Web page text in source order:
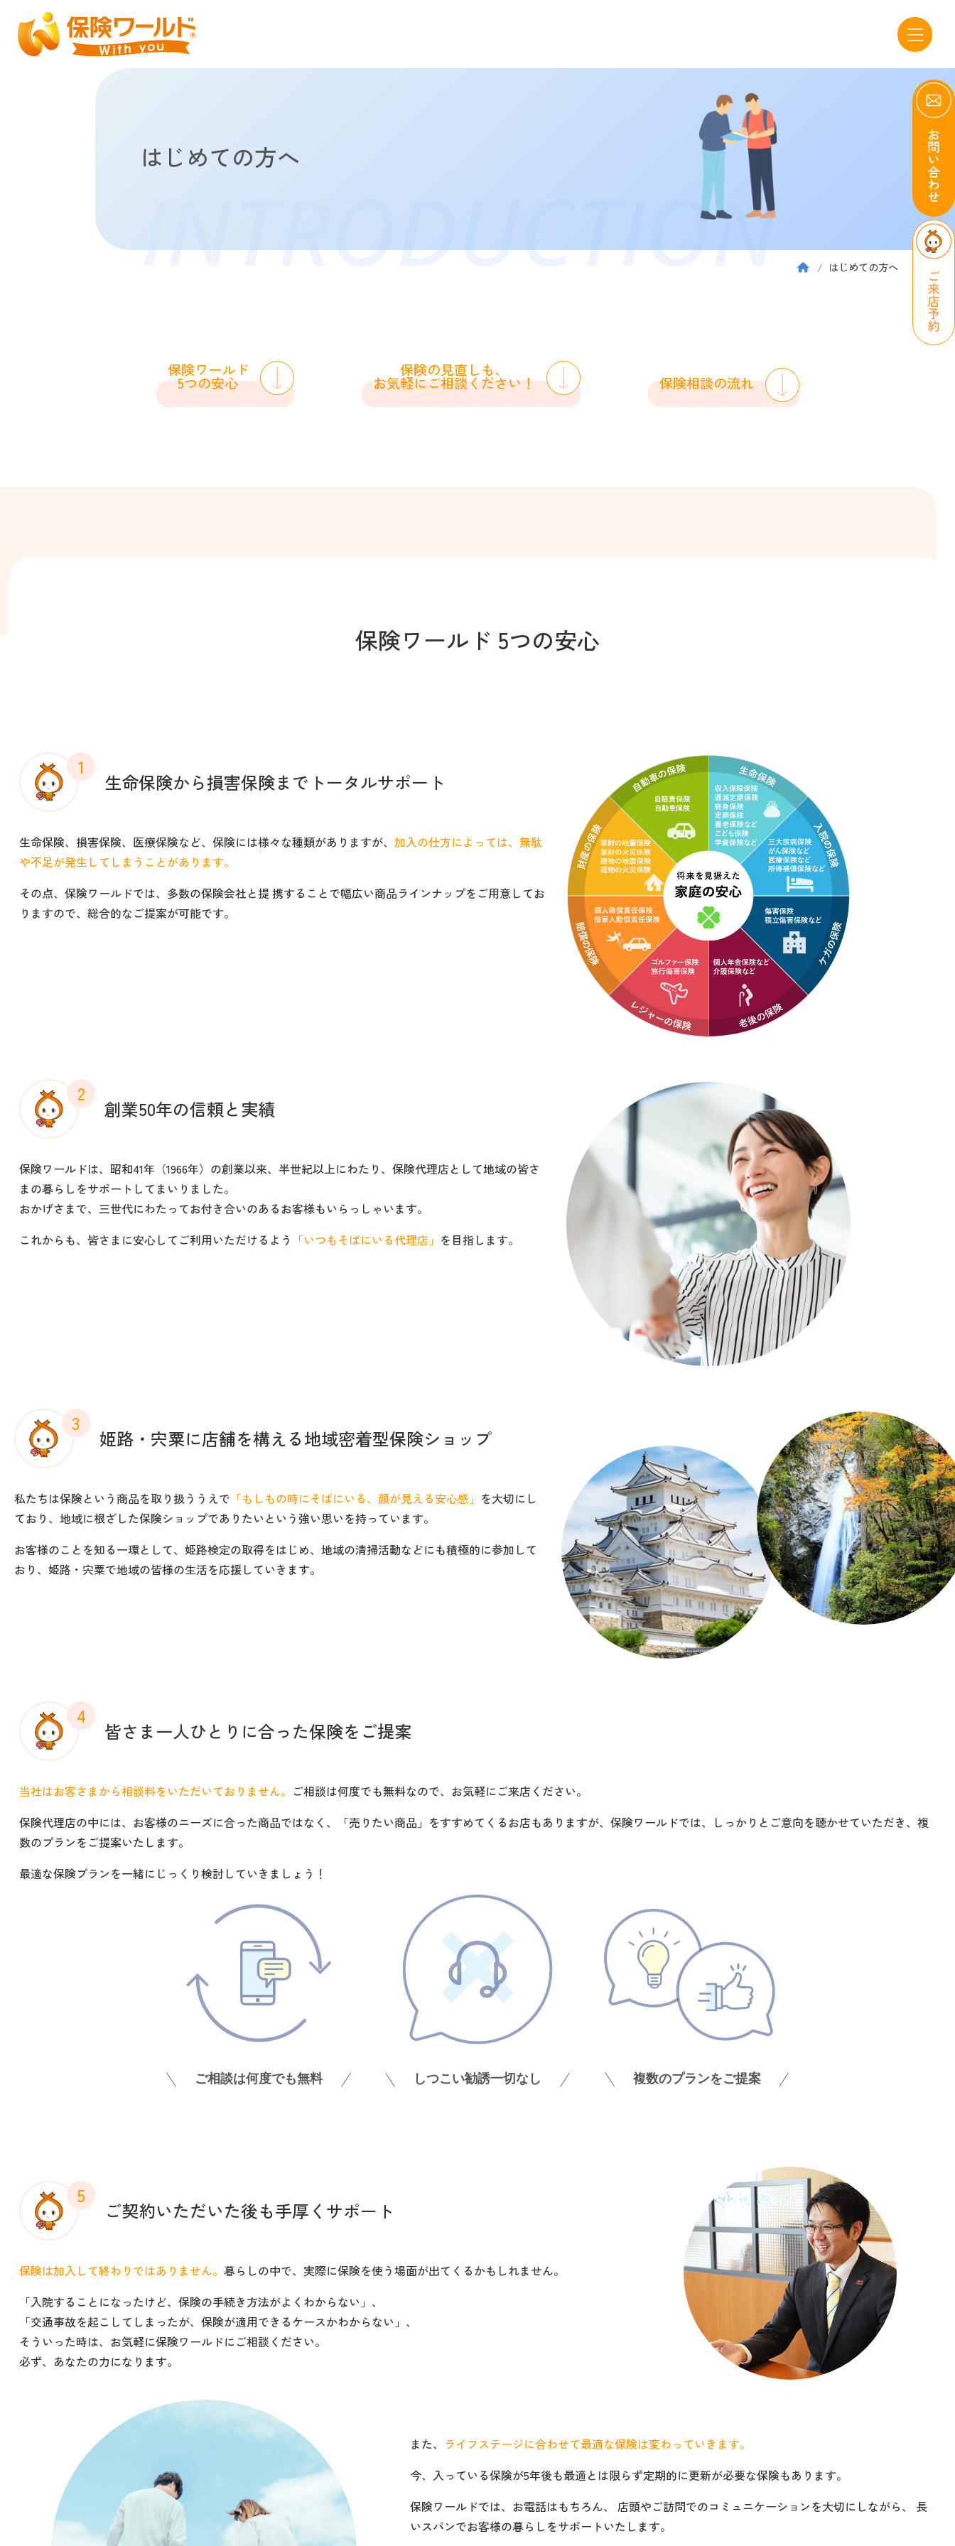
はじめての方へ
INTRODUCTION はじめての方へ
保険ワールド
5つの安心
保険の見直しも、
お気軽にご相談ください！ 保険相談の流れ
保険ワールド 5つの安心
1
生命保険から損害保険までトータルサポート
生命保険、損害保険、医療保険など、保険には様々な種類がありますが、 加入の仕方によっては、無駄
や不足が発生してしまうことがあります。
その点、保険ワールドでは、多数の保険会社と提 携することで幅広い商品ラインナップをご用意してお
りますので、総合的なご提案が可能です。
2
創業50年の信頼と実績
保険ワールドは、昭和41年（1966年）の創業以来、半世紀以上にわたり、保険代理店として地域の皆さ
まの暮らしをサポートしてまいりました。
おかげさまで、三世代にわたってお付き合いのあるお客様もいらっしゃいます。
これからも、皆さまに安心してご利用いただけるよう 「いつもそばにいる代理店」 を目指します。
3
姫路・宍粟に店舗を構える地域密着型保険ショップ
私たちは保険という商品を取り扱ううえで 「もしもの時にそばにいる、顔が見える安心感」 を大切にし
ており、地域に根ざした保険ショップでありたいという強い思いを持っています。
お客様のことを知る一環として、姫路検定の取得をはじめ、地域の清掃活動などにも積極的に参加して
おり、姫路・宍粟で地域の皆様の生活を応援していきます。
4
皆さま一人ひとりに合った保険をご提案
当社はお客さまから相談料をいただいておりません。 ご相談は何度でも無料なので、お気軽にご来店ください。
保険代理店の中には、お客様のニーズに合った商品ではなく、「売りたい商品」をすすめてくるお店もありますが、保険ワールドでは、しっかりとご意向を聴かせていただき、複
数のプランをご提案いたします。
最適な保険プランを一緒にじっくり検討していきましょう！
5
ご契約いただいた後も手厚くサポート
保険は加入して終わりではありません。 暮らしの中で、実際に保険を使う場面が出てくるかもしれません。
「入院することになったけど、保険の手続き方法がよくわからない」、
「交通事故を起こしてしまったが、保険が適用できるケースかわからない」、
そういった時は、お気軽に保険ワールドにご相談ください。
必ず、あなたの力になります。
また、 ライフステージに合わせて最適な保険は変わっていきます。
今、入っている保険が5年後も最適とは限らず定期的に更新が必要な保険もあります。
保険ワールドでは、お電話はもちろん、 店頭やご訪問でのコミュニケーションを大切にしながら、 長
いスパンでお客様の暮らしをサポートいたします。